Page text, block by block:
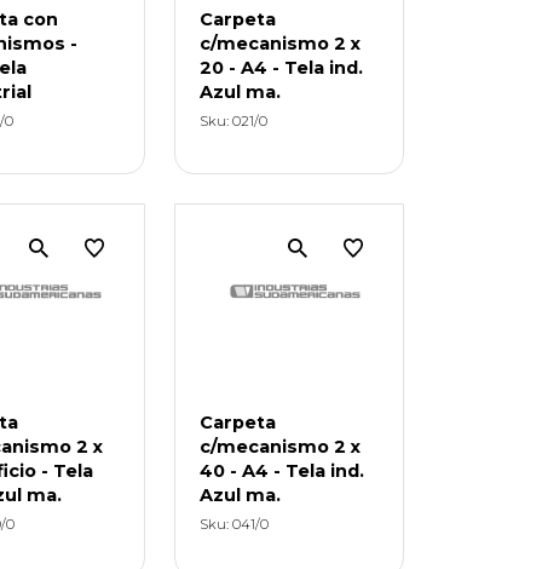
con
-
0
Carpeta
c/mecanismo 2 x
20 - A4 - Tela ind.
Azul ma.
Sku: 021/0
2 x
- Tela
ma.
0
Carpeta
c/mecanismo 2 x
40 - A4 - Tela ind.
Azul ma.
Sku: 041/0